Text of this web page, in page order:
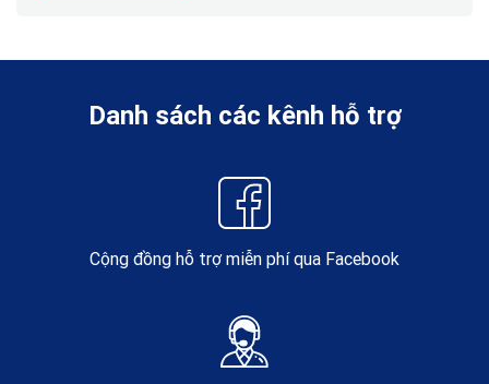
Danh sách các kênh hỗ trợ
Cộng đồng hỗ trợ miễn phí qua Facebook